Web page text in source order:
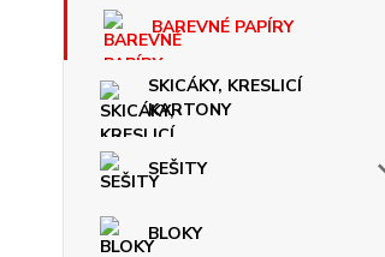
BAREVNÉ PAPÍRY
SKICÁKY, KRESLICÍ
KARTONY
SEŠITY
BLOKY